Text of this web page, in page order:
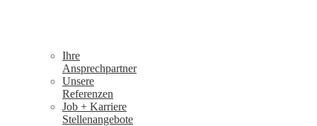
Ihre
Ansprechpartner
Unsere
Referenzen
Job + Karriere
Stellenangebote